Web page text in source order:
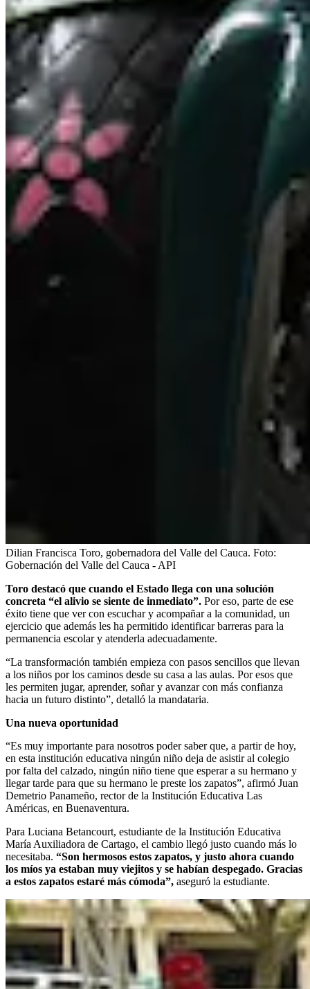
Dilian Francisca Toro, gobernadora del Valle del Cauca. Foto:
Gobernación del Valle del Cauca - API
Toro destacó que cuando el Estado llega con una solución
concreta “el alivio se siente de inmediato”. Por eso, parte de ese
éxito tiene que ver con escuchar y acompañar a la comunidad, un
ejercicio que además les ha permitido identificar barreras para la
permanencia escolar y atenderla adecuadamente.
“La transformación también empieza con pasos sencillos que llevan
a los niños por los caminos desde su casa a las aulas. Por esos que
les permiten jugar, aprender, soñar y avanzar con más confianza
hacia un futuro distinto”, detalló la mandataria.
Una nueva oportunidad
“Es muy importante para nosotros poder saber que, a partir de hoy,
en esta institución educativa ningún niño deja de asistir al colegio
por falta del calzado, ningún niño tiene que esperar a su hermano y
llegar tarde para que su hermano le preste los zapatos”, afirmó Juan
Demetrio Panameño, rector de la Institución Educativa Las
Américas, en Buenaventura.
Para Luciana Betancourt, estudiante de la Institución Educativa
María Auxiliadora de Cartago, el cambio llegó justo cuando más lo
necesitaba. “Son hermosos estos zapatos, y justo ahora cuando
los míos ya estaban muy viejitos y se habían despegado. Gracias
a estos zapatos estaré más cómoda”, aseguró la estudiante.